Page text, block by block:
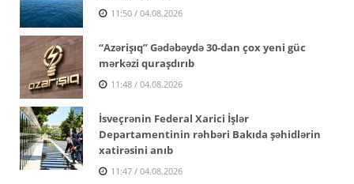
11:50 / 04.08.2026
“Azərişıq” Gədəbəydə 30-dan çox yeni güc
mərkəzi quraşdırıb
11:48 / 04.08.2026
İsveçrənin Federal Xarici İşlər
Departamentinin rəhbəri Bakıda şəhidlərin
xatirəsini anıb
11:47 / 04.08.2026